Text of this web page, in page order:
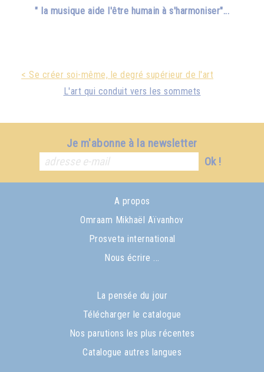
" la musique aide l'être humain à s'harmoniser"...
< Se créer soi-même, le degré supérieur de l'art
L'art qui conduit vers les sommets
Je m'abonne à la newsletter
Ok !
A propos
Omraam Mikhaël Aïvanhov
Prosveta international
Nous écrire ...
La pensée du jour
Télécharger le catalogue
Nos parutions les plus récentes
Catalogue autres langues